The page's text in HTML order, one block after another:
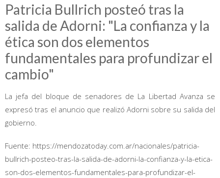
Patricia Bullrich posteó tras la
salida de Adorni: "La confianza y la
ética son dos elementos
fundamentales para profundizar el
cambio"
La jefa del bloque de senadores de La Libertad Avanza se
expresó tras el anuncio que realizó Adorni sobre su salida del
gobierno.
Fuente: https://mendozatoday.com.ar/nacionales/patricia-
bullrich-posteo-tras-la-salida-de-adorni-la-confianza-y-la-etica-
son-dos-elementos-fundamentales-para-profundizar-el-